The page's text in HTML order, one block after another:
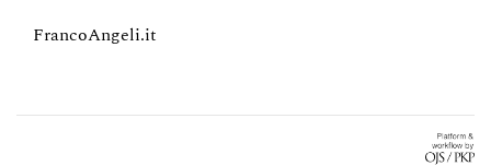
FrancoAngeli.it